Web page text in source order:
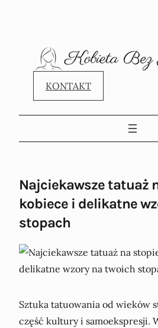
KONTAKT
Najciekawsze tatuaż
kobiece i delikatne
stopach
Sztuka tatuowania od wieków
część kultury i samoekspresji.